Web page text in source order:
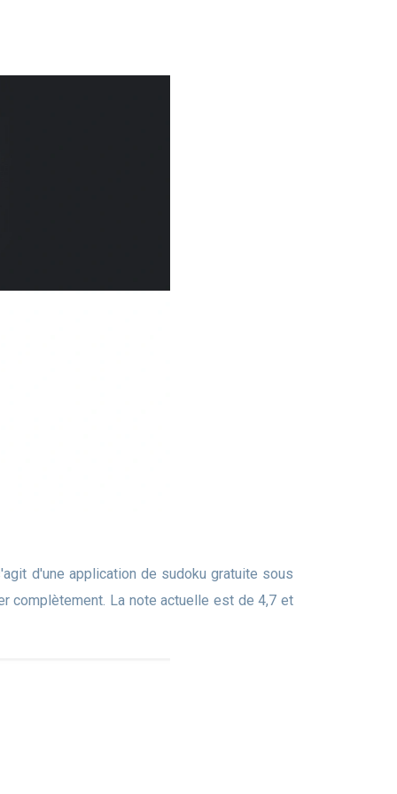
d'une application de sudoku gratuite sous
complètement. La note actuelle est de 4,7 et